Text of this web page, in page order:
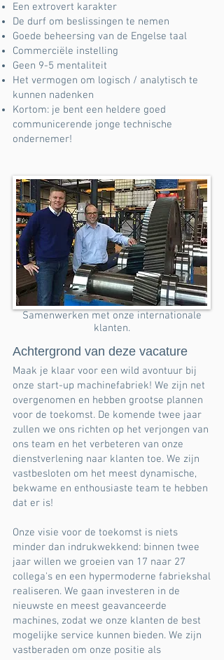
Een extrovert karakter
De durf om beslissingen te nemen
Goede beheersing van de Engelse taal
Commerciële instelling
Geen 9-5 mentaliteit
Het vermogen om logisch / analytisch te
kunnen nadenken
Kortom: je bent een heldere goed
communicerende jonge technische
ondernemer!
Samenwerken met onze internationale
klanten.
Achtergrond van deze vacature
Maak je klaar voor een wild avontuur bij
onze start-up machinefabriek! We zijn net
overgenomen en hebben grootse plannen
voor de toekomst. De komende twee jaar
zullen we ons richten op het verjongen van
ons team en het verbeteren van onze
dienstverlening naar klanten toe. We zijn
vastbesloten om het meest dynamische,
bekwame en enthousiaste team te hebben
dat er is!
Onze visie voor de toekomst is niets
minder dan indrukwekkend: binnen twee
jaar willen we groeien van 17 naar 27
collega's en een hypermoderne fabriekshal
realiseren. We gaan investeren in de
nieuwste en meest geavanceerde
machines, zodat we onze klanten de best
mogelijke service kunnen bieden. We zijn
vastberaden om onze positie als